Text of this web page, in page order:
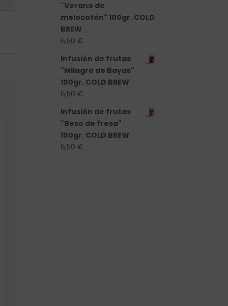
"Verano de
melocotón" 100gr. COLD
BREW
6,50 €
Infusión de frutas
"Milagro de Bayas"
100gr. COLD BREW
6,50 €
Infusión de frutas
"Beso de fresa"
100gr. COLD BREW
6,50 €